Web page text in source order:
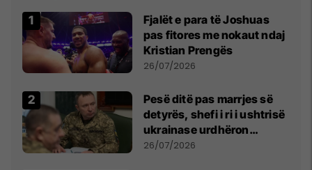
Fjalët e para të Joshuas
pas fitores me nokaut ndaj
Kristian Prengës
26/07/2026
Pesë ditë pas marrjes së
detyrës, shefi i ri i ushtrisë
ukrainase urdhëron
kontroll të madh
26/07/2026